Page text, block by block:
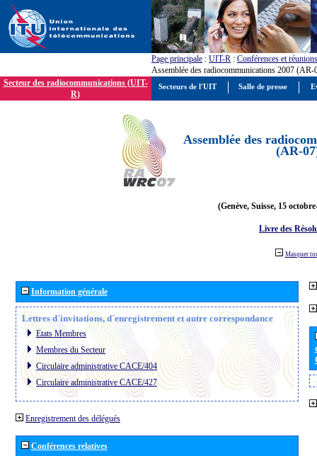
Page principale : UIT-R : Conférences et réunions
Assemblée des radiocommunications 2007 (AR-
Secteur des radiocommunications (UIT-
R)
Assemblée des
(AR-
(Genève, Suisse, 15
Livre des
Masquer
Information générale
Lettres d´invitations, d´enregistrement et autre correspondance
Etats Membres
Membres du Secteur
Circulaire administrative CACE/404
Circulaire administrative CACE/427
Enregistrement des délégués
Conférences relatives
Secteurs de l'UIT Salle de presse